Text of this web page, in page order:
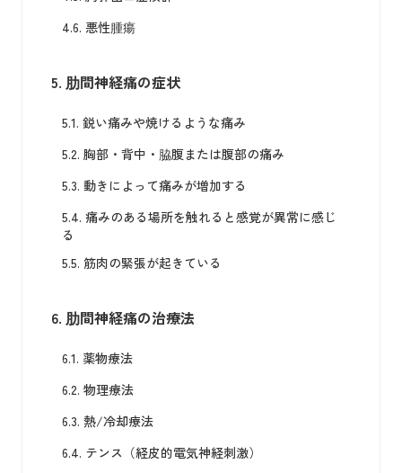
4.6. 悪性腫瘍
5. 肋間神経痛の症状
5.1. 鋭い痛みや焼けるような痛み
5.2. 胸部・背中・脇腹または腹部の痛み
5.3. 動きによって痛みが増加する
5.4. 痛みのある場所を触れると感覚が異常に感じ
る
5.5. 筋肉の緊張が起きている
6. 肋間神経痛の治療法
6.1. 薬物療法
6.2. 物理療法
6.3. 熱/冷却療法
6.4. テンス（経皮的電気神経刺激）